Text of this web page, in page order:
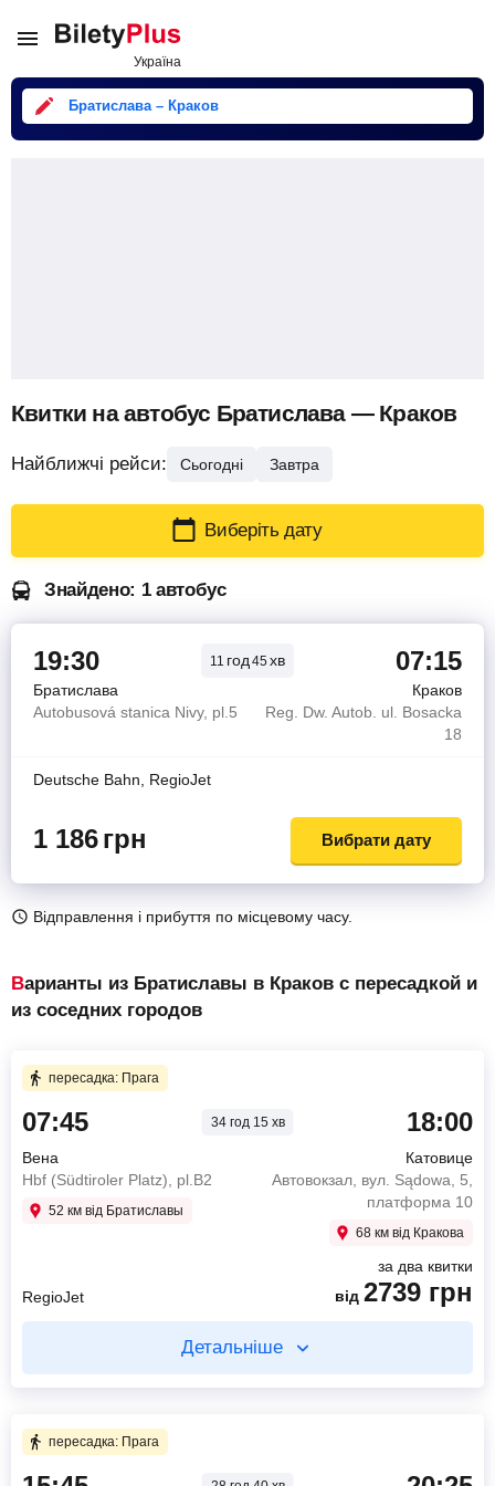
Братислава – Краков
Квитки на автобус Братислава — Краков
Найближчі рейси: Сьогодні Завтра
Виберіть дату
Знайдено: 1 автобус
19:30 11 год45хв 07:15
Братислава
Краков
Autobusová stanica Nivy, pl.5
Reg. Dw. Autob. ul. Bosacka
18
Deutsche Bahn, RegioJet
1 186грн Вибрати дату
Відправлення і прибуття по місцевому часу.
Варианты из Братиславы в Краков с пересадкой и
из соседних городов
пересадка: Прага
07:45 34 год 15 хв
Вена
Hbf (Südtiroler Platz), pl.B2
52 км від Братиславы
18:00
Катовице
Автовокзал, вул. Sądowa, 5,
платформа 10
68 км від Кракова
RegioJet
за два квитки
від 2739 грн
Детальніше
4 год 45 хв в дорозі
пересадка: Прага